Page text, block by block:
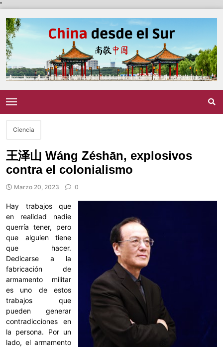
"
Ciencia
王泽山 Wáng Zéshān, explosivos
contra el colonialismo
Marzo 20, 2023 0
Hay trabajos que
en realidad nadie
querría tener, pero
que alguien tiene
que hacer.
Dedicarse a la
fabricación de
armamento militar
es uno de estos
trabajos que
pueden generar
contradicciones en
la persona. Por un
lado, el armamento